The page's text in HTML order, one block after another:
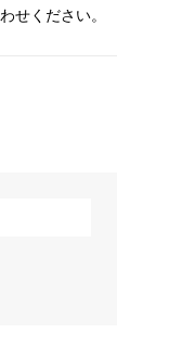
せください。